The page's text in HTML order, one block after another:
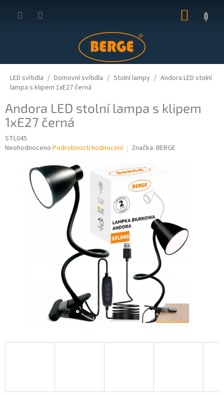
KOŠÍK
LED svítidla Domovní svítidla Stolní lampy
Andora LED stolní
lampa s klipem 1xE27 černá
Andora LED stolní lampa s klipem
1xE27 černá
STL045
Průměrné
produktu
Neohodnoceno Podrobnosti hodnocení Značka: BERGE